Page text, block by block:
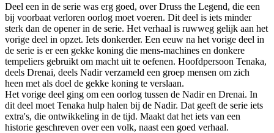
Deel een in de serie was erg goed, over Druss the Legend, die een
bij voorbaat verloren oorlog moet voeren. Dit deel is iets minder
sterk dan de opener in de serie. Het verhaal is ruwweg gelijk aan het
vorige deel in opzet. Iets donkerder. Een eeuw na het vorige deel in
de serie is er een gekke koning die mens-machines en donkere
tempeliers gebruikt om macht uit te oefenen. Hoofdpersoon Tenaka,
deels Drenai, deels Nadir verzameld een groep mensen om zich
heen met als doel de gekke koning te verslaan.
Het vorige deel ging om een oorlog tussen de Nadir en Drenai. In
dit deel moet Tenaka hulp halen bij de Nadir. Dat geeft de serie iets
extra's, die ontwikkeling in de tijd. Maakt dat het iets van een
historie geschreven over een volk, naast een goed verhaal.